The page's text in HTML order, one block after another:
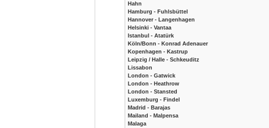
Hahn
Hamburg - Fuhlsbüttel
Hannover - Langenhagen
Helsinki - Vantaa
Istanbul - Atatürk
Köln/Bonn - Konrad Adenauer
Kopenhagen - Kastrup
Leipzig / Halle - Schkeuditz
Lissabon
London - Gatwick
London - Heathrow
London - Stansted
Luxemburg - Findel
Madrid - Barajas
Mailand - Malpensa
Malaga